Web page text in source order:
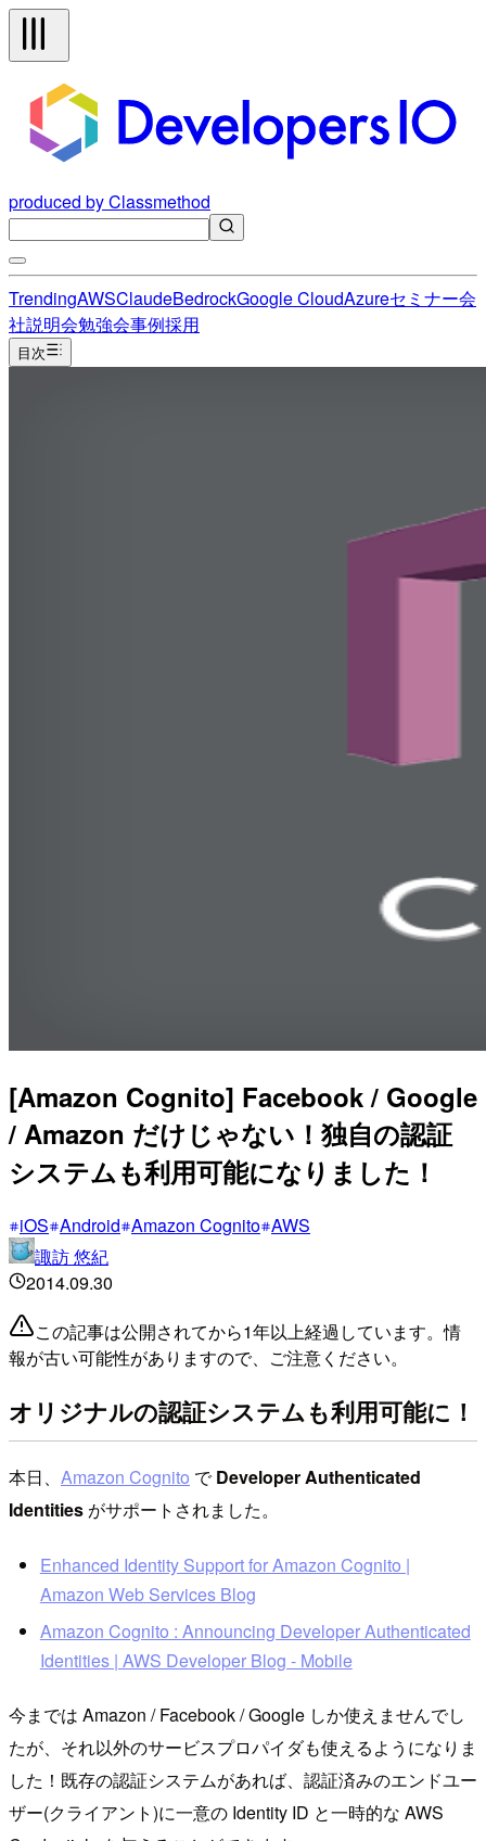
produced by Classmethod
TrendingAWSClaudeBedrockGoogle CloudAzureセミナー会
社説明会勉強会事例採用
目次
[Amazon Cognito] Facebook / Google
/ Amazon だけじゃない！独自の認証
システムも利用可能になりました！
iOS Android Amazon Cognito AWS
諏訪 悠紀
2014.09.30
この記事は公開されてから1年以上経過しています。情
報が古い可能性がありますので、ご注意ください。
オリジナルの認証システムも利用可能に！
本日、 Amazon Cognito でDeveloper Authenticated
Identities がサポートされました。
Enhanced Identity Support for Amazon Cognito |
Amazon Web Services Blog
Amazon Cognito : Announcing Developer Authenticated
Identities | AWS Developer Blog - Mobile
今までは Amazon / Facebook / Google しか使えませんでし
たが、それ以外のサービスプロパイダも使えるようになりま
した！既存の認証システムがあれば、認証済みのエンドユー
ザー(クライアント)に一意の Identity ID と一時的な AWS